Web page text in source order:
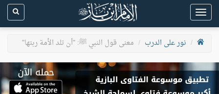
Toggle
navigation
نور على الدرب
معنى قول النبي ﷺ: "أن تلد الأمة ربتها"